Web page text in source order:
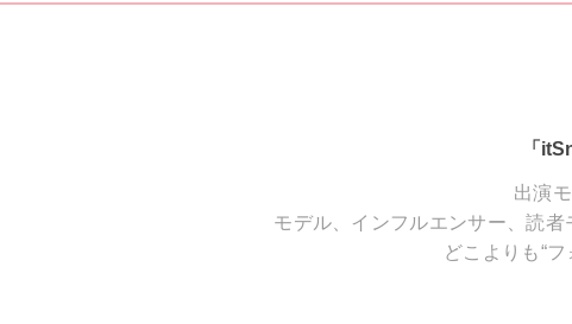
「
出演
モデル、インフルエンサー、読
どこよりも“